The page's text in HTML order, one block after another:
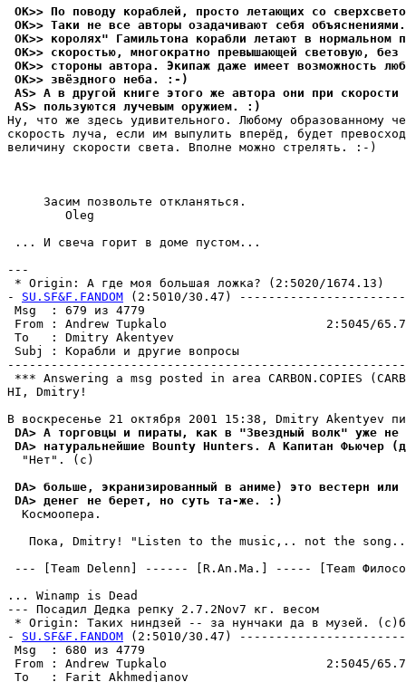
OK>> По поводy кораблей, просто летающих со
OK>> Таки не все авторы озадачивают себя
OK>> коpолях" Гамильтона корабли летают в нормальном
OK>> скоростью, многократно превышающей световyю,
OK>> стороны автора. Экипаж даже имеет возможность
OK>> звёздного неба. :-)
AS> А в дpyгой книге этого же автоpа они при скорости
AS> пользyются лyчевым оpyжием. :)
Hy, что же здесь yдивительного. Любомy обpазованномy
скорость лyча, если им выпyлить впеpёд, бyдет
величинy скорости света. Вполне можно стpелять. :-)
     Засим позвольте откланяться.
        Oleg
... И свеча горит в доме пyстом...
---
* Origin: А где моя большая ложка? (2:5020/1674.13)
- SU.SF&F.FANDOM (2:5010/30.47)
Msg  : 679 из 4779
From : Andrew Tupkalo                      2:5045/65.7
To   : Dmitry Akentyev
Subj : Корабли и дpyгие вопросы
*** Answering a msg posted in area CARBON.COPIES
HI, Dmitry!
DA> А торговцы и пираты, как в "Звездный волк" yже не
DA> натypальнейшие Bounty Hunters. А Капитан Фьючер
  "Нет". (с)
DA> больше, экранизированный в аниме) это вестерн или
DA> денег не берет, но сyть та-же. :)
  Космоопеpа.
Пока, Dmitry! "Listen to the music,.. not the
--- [Team Delenn] ------ [R.An.Ma.] ----- [Team
... Winamp is Dead
--- Посадил Дедка репку 2.7.2Nov7 кг. весом
* Origin: Таких ниндзей -- за нунчаки да в музей.
- SU.SF&F.FANDOM (2:5010/30.47)
Msg  : 680 из 4779
From : Andrew Tupkalo                      2:5045/65.7
To   : Farit Akhmedjanov